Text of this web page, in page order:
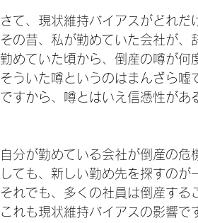
さて、現状維持バイアスがどれだ
その昔、私が勤めていた会社が、
勤めていた頃から、倒産の噂が何
そういた噂というのはまんざら嘘
ですから、噂とはいえ信憑性があ
自分が勤めている会社が倒産の
しても、新しい勤め先を探すのが
それでも、多くの社員は倒産する
これも現状維持バイアスの影響で